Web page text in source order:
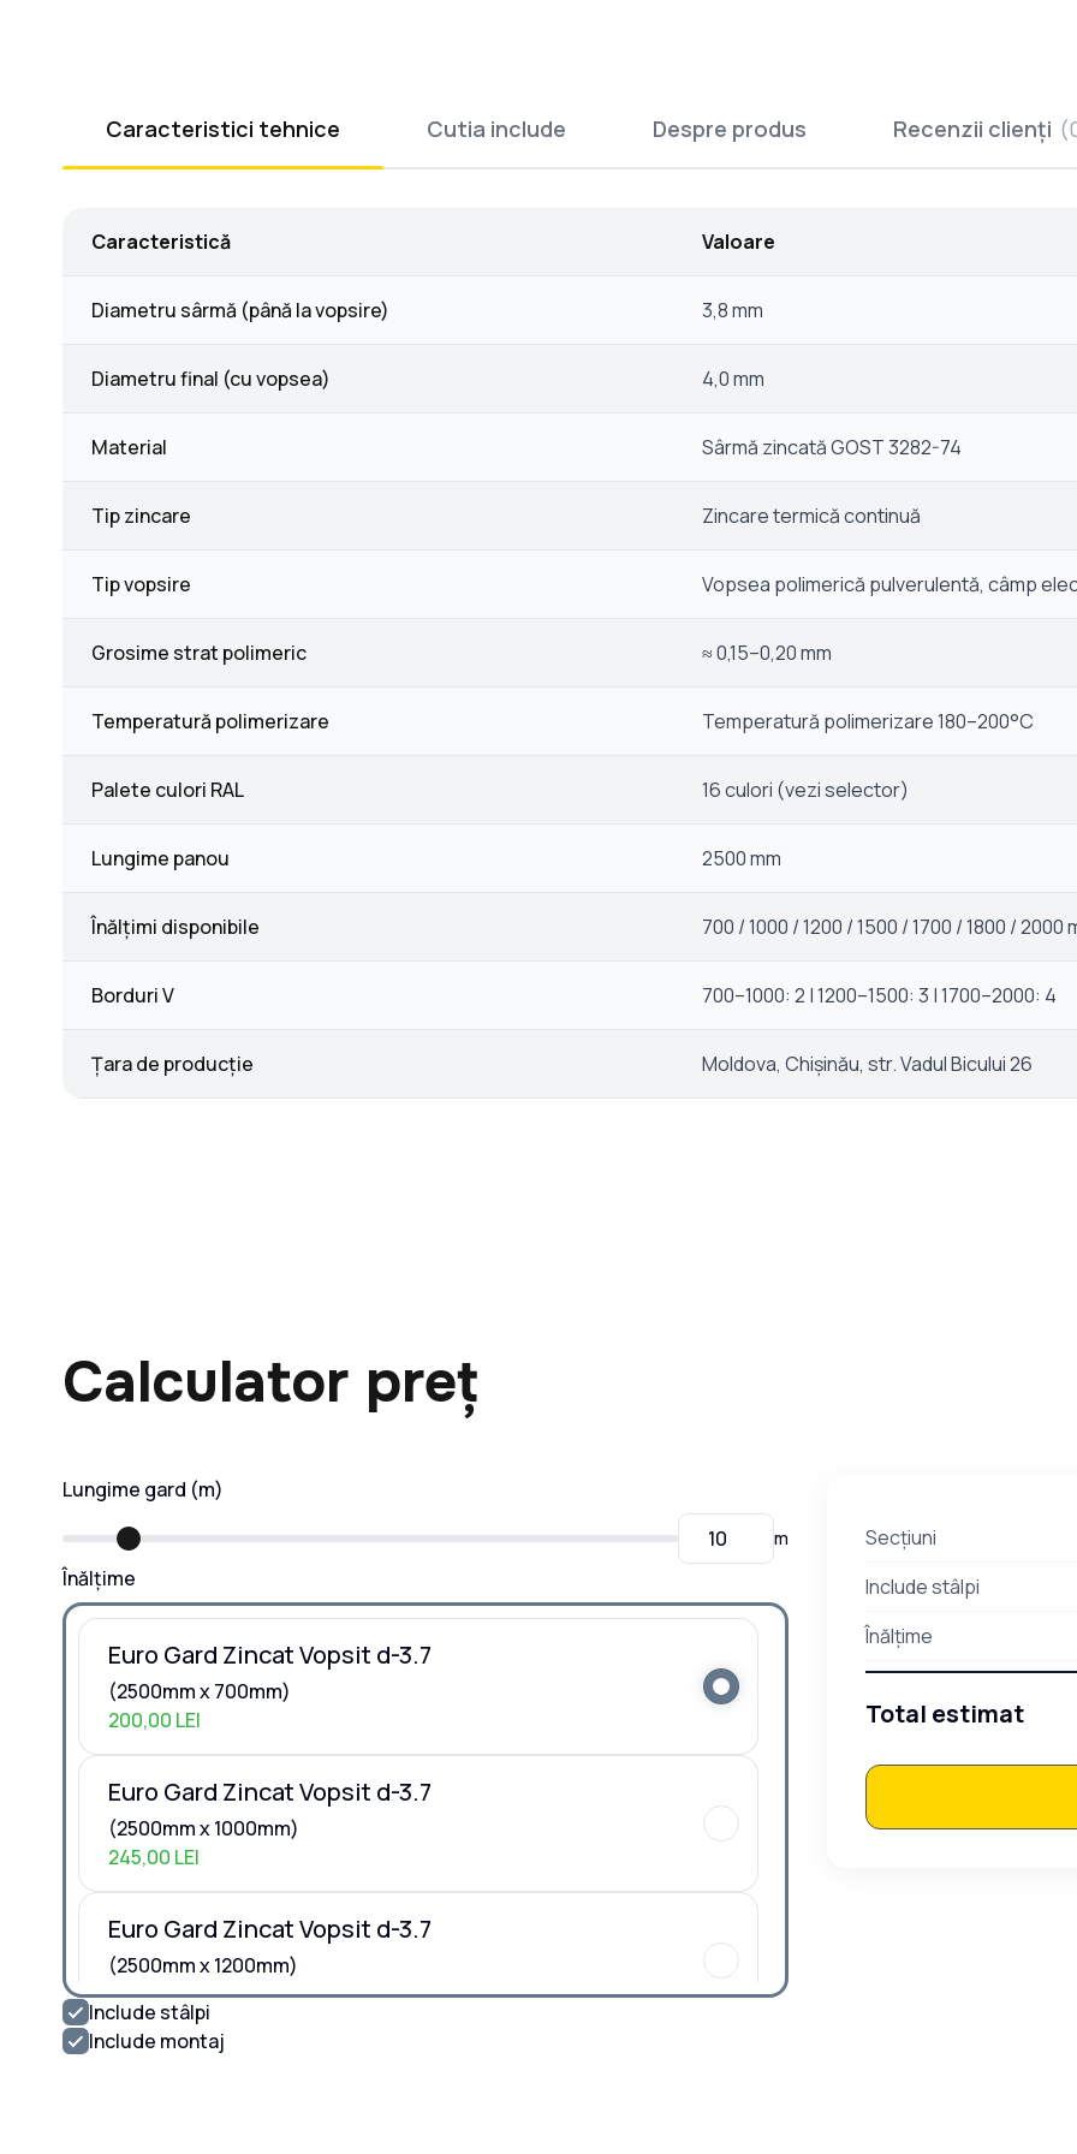
Caracteristici tehnice Cutia include Despre produs Recenzii clienți (
Caracteristică Valoare
Diametru sârmă (până la vopsire) 3,8 mm
Diametru final (cu vopsea) 4,0 mm
Material Sârmă zincată GOST 3282-74
Tip zincare Zincare termică continuă
Tip vopsire Vopsea polimerică pulverulentă, câmp
Grosime strat polimeric ≈ 0,15–0,20 mm
Temperatură polimerizare Temperatură polimerizare 180–200°C
Palete culori RAL 16 culori (vezi selector)
Lungime panou 2500 mm
Înălțimi disponibile 700 / 1000 / 1200 / 1500 / 1700 / 1800 / 2000
Borduri V 700–1000: 2 | 1200–1500: 3 | 1700–2000: 4
Țara de producție Moldova, Chișinău, str. Vadul Bicului 26
Calculator preț
Lungime gard (m)
m
Înălțime
Euro Gard Zincat Vopsit d-3.7
(2500mm x700mm)
200,00 LEI
Euro Gard Zincat Vopsit d-3.7
(2500mm x1000mm)
245,00 LEI
Euro Gard Zincat Vopsit d-3.7
(2500mm x1200mm)
265,00 LEI
Include stâlpi
Include montaj
Secțiuni
Include stâlpi
Înălțime
Total estimat